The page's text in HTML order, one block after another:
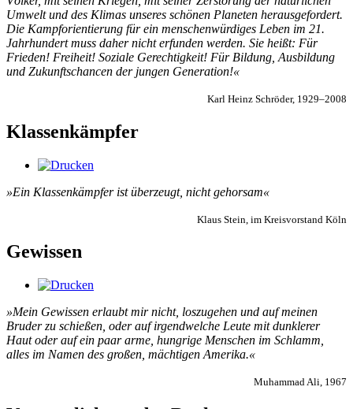
Umwelt und des Klimas unseres schönen Planeten herausgefordert.
Die Kampforientierung für ein menschenwürdiges Leben im 21.
Jahrhundert muss daher nicht erfunden werden. Sie heißt: Für
Frieden! Freiheit! Soziale Gerechtigkeit! Für Bildung, Ausbildung
und Zukunftschancen der jungen Generation!«
Karl Heinz Schröder, 1929–2008
Klassenkämpfer
»Ein Klassenkämpfer ist überzeugt, nicht gehorsam«
Klaus Stein, im Kreisvorstand Köln
Gewissen
»Mein Gewissen erlaubt mir nicht, loszugehen und auf meinen
Bruder zu schießen, oder auf irgendwelche Leute mit dunklerer
Haut oder auf ein paar arme, hungrige Menschen im Schlamm,
alles im Namen des großen, mächtigen Amerika.«
Muhammad Ali, 1967